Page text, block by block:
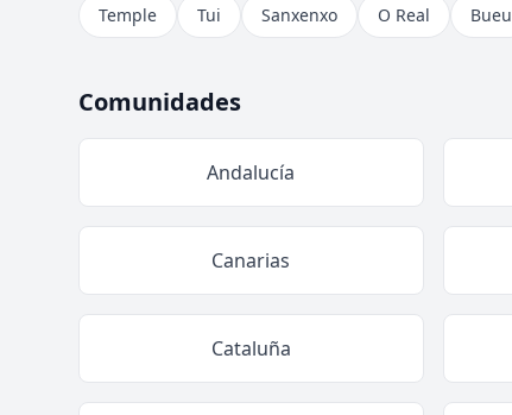
Temple
Tui Sanxenxo O Real Bueu
Comunidades
Andalucía
Canarias
Cataluña